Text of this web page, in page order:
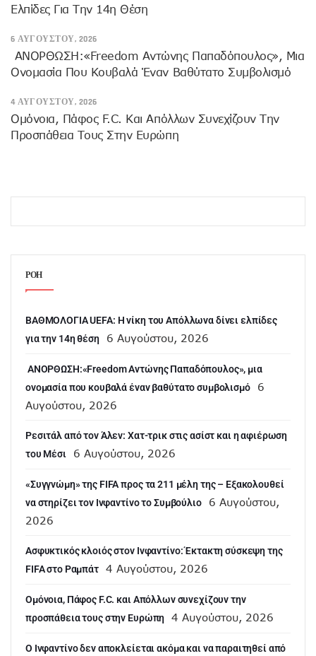
Ελπίδες Για Την 14η Θέση
6 ΑΥΓΟΎΣΤΟΥ, 2026
ANOΡΘΩΣΗ:«Freedom Αντώνης Παπαδόπουλος», Μια
Ονομασία Που Κουβαλά Έναν Βαθύτατο Συμβολισμό
4 ΑΥΓΟΎΣΤΟΥ, 2026
Ομόνοια, Πάφος F.C. Και Απόλλων Συνεχίζουν Την
Προσπάθεια Τους Στην Ευρώπη
ΡΟΗ
ΒΑΘΜΟΛΟΓΙΑ UEFA: Η νίκη του Απόλλωνα δίνει ελπίδες
για την 14η θέση
6 Αυγούστου, 2026
ANOΡΘΩΣΗ:«Freedom Αντώνης Παπαδόπουλος», μια
ονομασία που κουβαλά έναν βαθύτατο συμβολισμό
6
Αυγούστου, 2026
Ρεσιτάλ από τον Άλεν: Χατ-τρικ στις ασίστ και η αφιέρωση
του Μέσι
6 Αυγούστου, 2026
«Συγγνώμη» της FIFA προς τα 211 μέλη της – Εξακολουθεί
να στηρίζει τον Ινφαντίνο το Συμβούλιο
6 Αυγούστου,
2026
Ασφυκτικός κλοιός στον Ινφαντίνο: Έκτακτη σύσκεψη της
FIFA στο Ραμπάτ
4 Αυγούστου, 2026
Ομόνοια, Πάφος F.C. και Απόλλων συνεχίζουν την
προσπάθεια τους στην Ευρώπη
4 Αυγούστου, 2026
Ο Ινφαντίνο δεν αποκλείεται ακόμα και να παραιτηθεί από